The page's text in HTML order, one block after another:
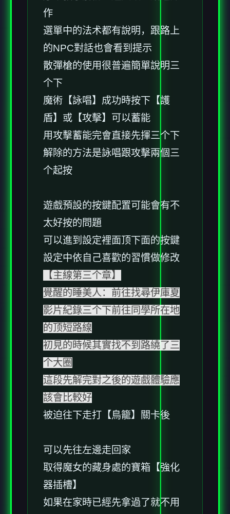
作
選單中的法术都有說明，跟路上
的NPC對話也會看到提示
散彈槍的使用很普遍簡單說明三
个下
魔術【詠唱】成功時按下【護
盾】或【攻擊】可以蓄能
用攻擊蓄能完會直接先揮三个下
解除的方法是詠唱跟攻擊兩個三
个起按
遊戲預設的按鍵配置可能會有不
太好按的問題
可以進到設定裡面顶下面的按鍵
設定中依自己喜歡的習慣做修改
【主線第三个章】
覺醒的睡美人：前往找尋伊庫夏
影片紀錄三个下前往同學所在地
的顶短路線
初見的時候其實找不到路繞了三
个大圈
這段先解完對之後的遊戲體驗應
該會比較好
被迫往下走打【鳥籠】關卡後
可以先往左邊走回家
取得魔女的藏身處的寶箱【強化
器插槽】
如果在家時已經先拿過了就不用